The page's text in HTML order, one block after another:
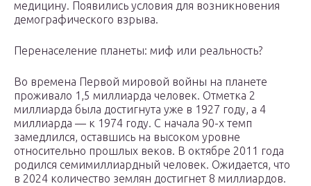
медицину. Появились условия для возникновения
демографического взрыва.
Перенаселение планеты: миф или реальность?
Во времена Первой мировой войны на планете
проживало 1,5 миллиарда человек. Отметка 2
миллиарда была достигнута уже в 1927 году, а 4
миллиарда — к 1974 году. С начала 90-х темп
замедлился, оставшись на высоком уровне
относительно прошлых веков. В октябре 2011 года
родился семимиллиардный человек. Ожидается, что
в 2024 количество землян достигнет 8 миллиардов.